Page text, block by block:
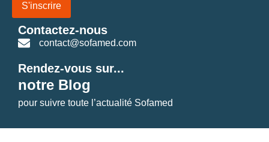
S'inscrire
Contactez-nous
contact@sofamed.com
Rendez-vous sur...
notre Blog
pour suivre toute l’actualité Sofamed